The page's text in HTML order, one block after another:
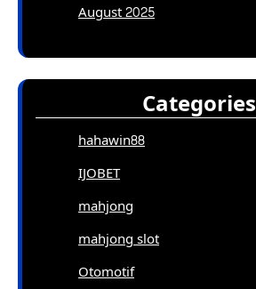
August 2025
Categories
hahawin88
IJOBET
mahjong
mahjong slot
Otomotif